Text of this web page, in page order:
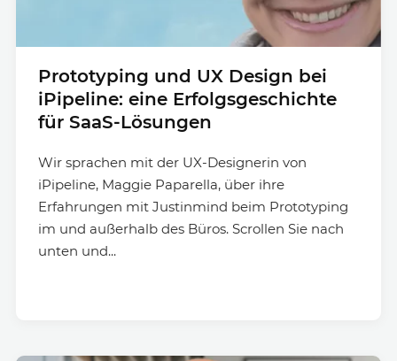
Prototyping und UX Design bei
iPipeline: eine Erfolgsgeschichte
für SaaS-Lösungen
Wir sprachen mit der UX-Designerin von
iPipeline, Maggie Paparella, über ihre
Erfahrungen mit Justinmind beim Prototyping
im und außerhalb des Büros. Scrollen Sie nach
unten und...